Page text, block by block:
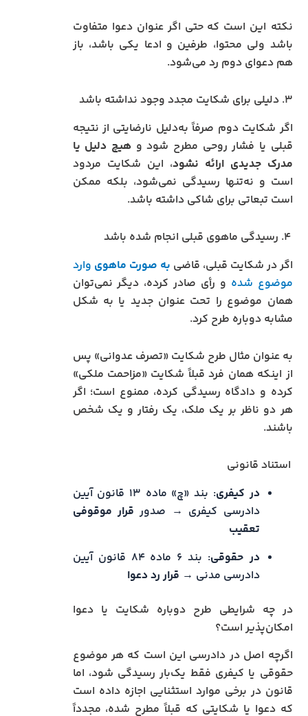
نکته این است که حتی اگر عنوان دعوا متفاوت
باشد ولی محتوا، طرفین و ادعا یکی باشد، باز
هم دعوای دوم رد می‌شود.
۳. دلیلی برای شکایت مجدد وجود نداشته باشد
اگر شکایت دوم صرفاً به‌دلیل نارضایتی از نتیجه
قبلی یا فشار روحی مطرح شود وهیچ دلیل یا
مدرک جدیدی ارائه نشود، این شکایت مردود
است و نه‌تنها رسیدگی نمی‌شود، بلکه ممکن
است تبعاتی برای شاکی داشته باشد.
۴. رسیدگی ماهوی قبلی انجام شده باشد
اگر در شکایت قبلی، قاضی به‌ صورت ماهوی وارد
موضوع شده و رأی صادر کرده، دیگر نمی‌توان
همان موضوع را تحت عنوان جدید یا به شکل
مشابه دوباره طرح کرد.
به عنوان مثال طرح شکایت «تصرف عدوانی» پس
از اینکه همان فرد قبلاً شکایت «مزاحمت ملکی»
کرده و دادگاه رسیدگی کرده، ممنوع است؛ اگر
هر دو ناظر بر یک ملک، یک رفتار و یک شخص
باشند.
استناد قانونی
در کیفری
: بند «چ» ماده ۱۳ قانون آیین
دادرسی کیفری → صدور قرار موقوفی
تعقیب
در حقوقی
: بند ۶ ماده ۸۴ قانون آیین
دادرسی مدنی → قرار رد دعوا
در چه شرایطی طرح دوباره شکایت یا دعوا
امکان‌پذیر است؟
اگرچه اصل در دادرسی این است که هر موضوع
حقوقی یا کیفری فقط یک‌بار رسیدگی شود، اما
قانون در برخی موارد استثنایی اجازه داده است
که دعوا یا شکایتی که قبلاً مطرح شده، مجدداً